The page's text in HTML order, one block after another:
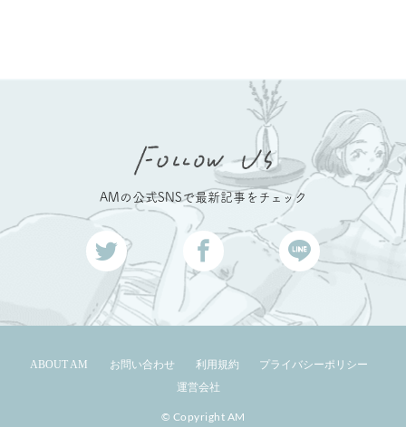
AMの公式SNSで最新記事をチェック
ABOUT AM お問い合わせ 利用規約
プライバシーポリシー
運営会社
© Copyright AM